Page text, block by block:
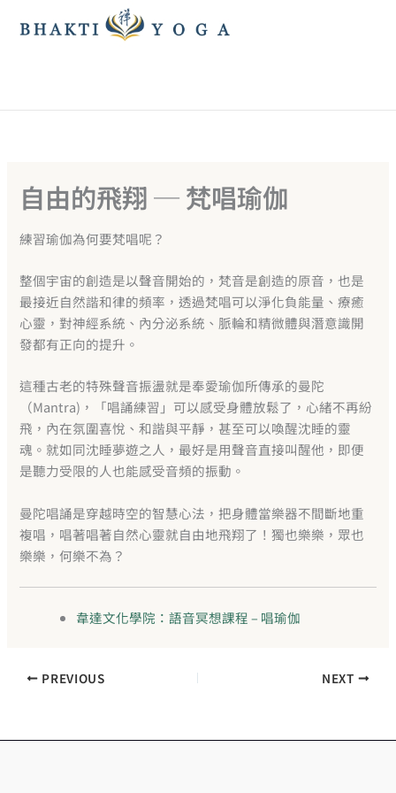
容
自由的飛翔 ─ 梵唱瑜伽
練習瑜伽為何要梵唱呢？
整個宇宙的創造是以聲音開始的，梵音是創造的原音，也是
最接近自然諧和律的頻率，透過梵唱可以淨化負能量、療癒
心靈，對神經系統、內分泌系統、脈輪和精微體與潛意識開
發都有正向的提升。
這種古老的特殊聲音振盪就是奉愛瑜伽所傳承的曼陀
（Mantra)，「唱誦練習」可以感受身體放鬆了，心緒不再紛
飛，內在氛圍喜悅、和諧與平靜，甚至可以喚醒沈睡的靈
魂。就如同沈睡夢遊之人，最好是用聲音直接叫醒他，即便
是聽力受限的人也能感受音頻的振動。
曼陀唱誦是穿越時空的智慧心法，把身體當樂器不間斷地重
複唱，唱著唱著自然心靈就自由地飛翔了！獨也樂樂，眾也
樂樂，何樂不為？
韋達文化學院：語音冥想課程 – 唱瑜伽
PREVIOUS NEXT